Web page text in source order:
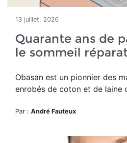
13 juillet, 2026
Quarante ans de
le sommeil
Obasan est un pionnier des
enrobés de coton et de laine
Par : André Fauteux